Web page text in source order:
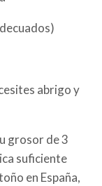
abrigo y
grosor de 3
suficiente
en España,